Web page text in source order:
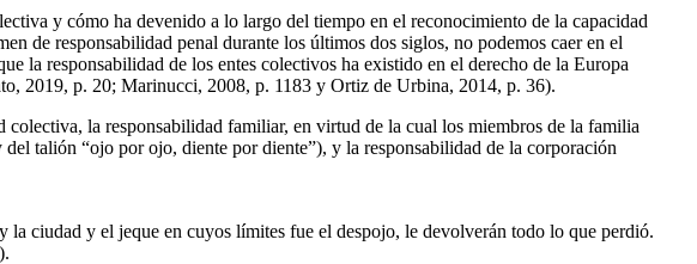
y cómo ha devenido a lo largo del tiempo en el reconocimiento de la capacidad
de responsabilidad penal durante los últimos dos siglos, no podemos caer en el
la responsabilidad de los entes colectivos ha existido en el derecho de la Europa
2019, p. 20; Marinucci, 2008, p. 1183 y Ortiz de Urbina, 2014, p. 36).
la responsabilidad familiar, en virtud de la cual los miembros de la familia
talión “ojo por ojo, diente por diente”), y la responsabilidad de la corporación
ciudad y el jeque en cuyos límites fue el despojo, le devolverán todo lo que perdió.